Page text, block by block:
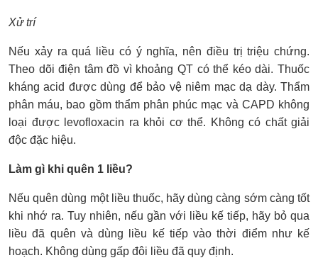
Xử trí
Nếu xảy ra quá liều có ý nghĩa, nên điều trị triệu chứng.
Theo dõi điện tâm đồ vì khoảng QT có thể kéo dài. Thuốc
kháng acid được dùng để bảo vệ niêm mạc dạ dày. Thẩm
phân máu, bao gồm thẩm phân phúc mạc và CAPD không
loại được levofloxacin ra khỏi cơ thể. Không có chất giải
độc đặc hiệu.
Làm gì khi quên 1 liều?
Nếu quên dùng một liều thuốc, hãy dùng càng sớm càng tốt
khi nhớ ra. Tuy nhiên, nếu gần với liều kế tiếp, hãy bỏ qua
liều đã quên và dùng liều kế tiếp vào thời điểm như kế
hoạch. Không dùng gấp đôi liều đã quy định.